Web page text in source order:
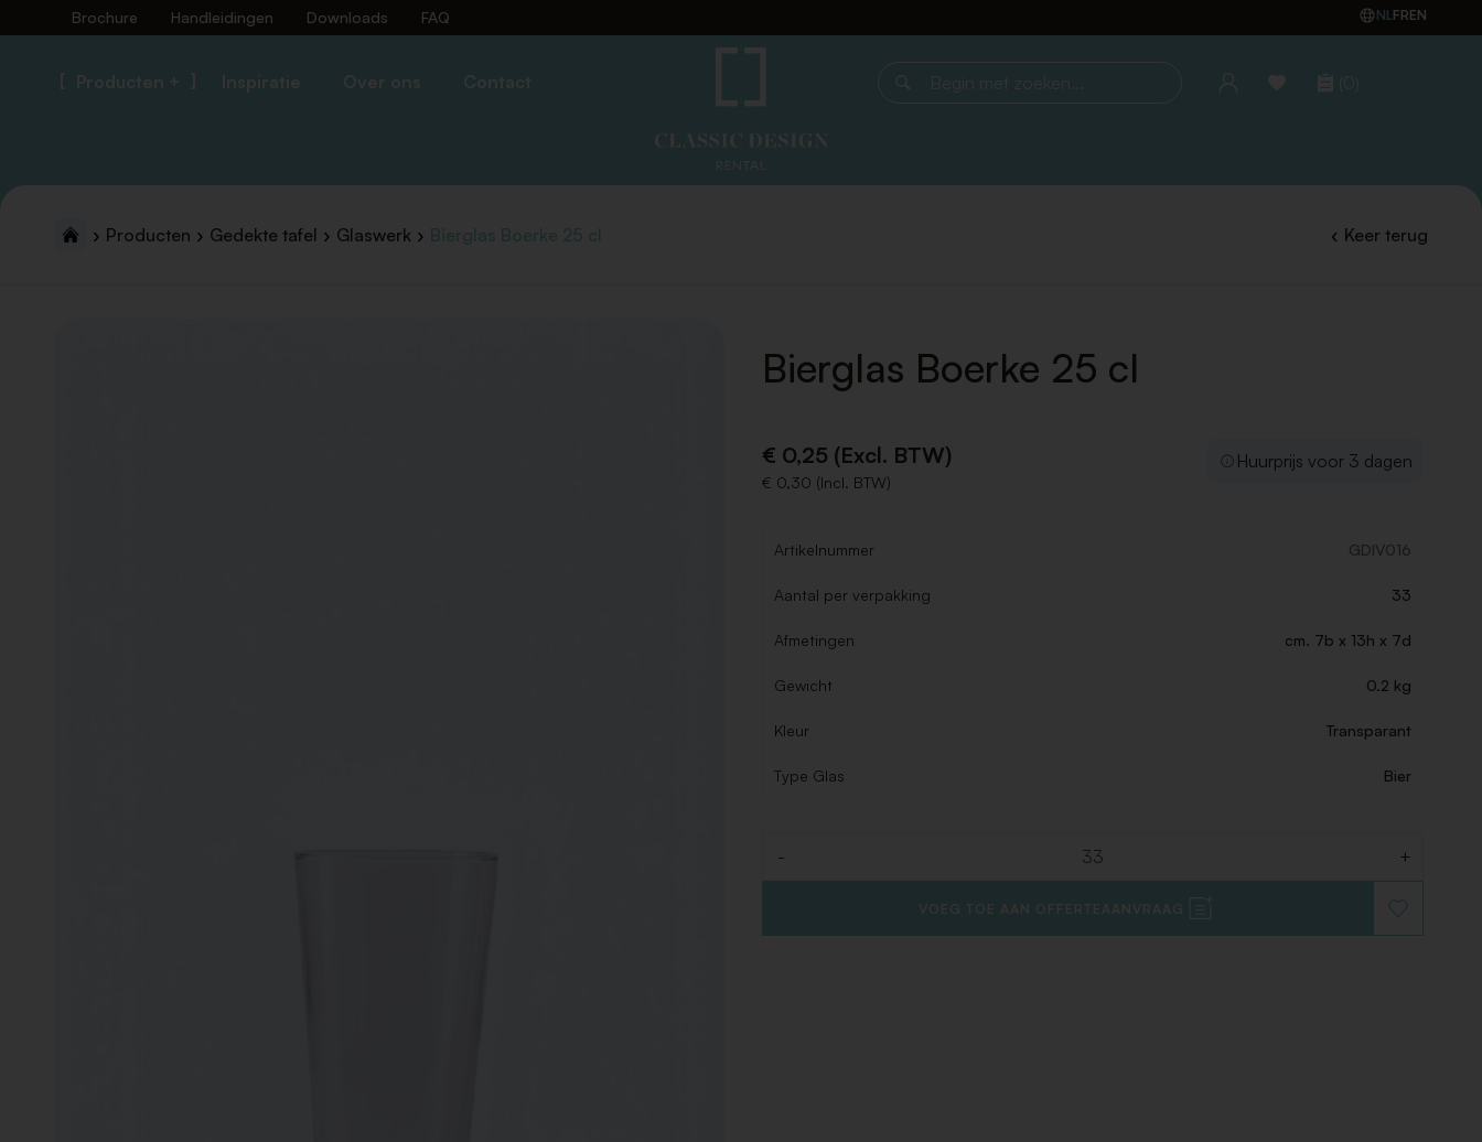
Brochure Handleidingen Downloads FAQ NLFREN
Producten + Inspiratie Over ons Contact
Begin met zoeken... (0)
Producten Gedekte tafel Glaswerk Bierglas Boerke 25 cl Keer terug
Bierglas Boerke 25 cl
€ 0,25 (Excl. BTW)
€ 0,30 (Incl. BTW)
Huurprijs voor 3 dagen
Artikelnummer GDIV016
Aantal per verpakking 33
Afmetingen cm. 7b x 13h x 7d
Gewicht 0.2 kg
Kleur Transparant
Type Glas Bier
- +
VOEG TOE AAN OFFERTEAANVRAAG
TOE